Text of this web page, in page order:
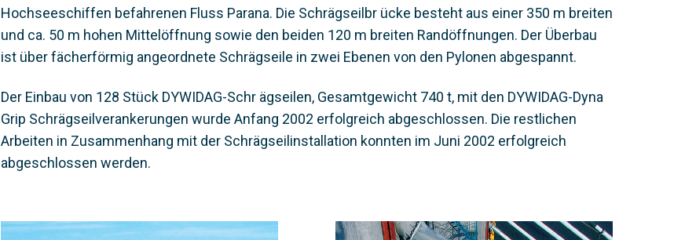
Hochseeschiffen befahrenen Fluss Parana. Die Schrägseilbr ücke besteht aus einer 350 m breiten
und ca. 50 m hohen Mittelöffnung sowie den beiden 120 m breiten Randöffnungen. Der Überbau
ist über fächerförmig angeordnete Schrägseile in zwei Ebenen von den Pylonen abgespannt.
Der Einbau von 128 Stück DYWIDAG-Schr ägseilen, Gesamtgewicht 740 t, mit den DYWIDAG-Dyna
Grip Schrägseilverankerungen wurde Anfang 2002 erfolgreich abgeschlossen. Die restlichen
Arbeiten in Zusammenhang mit der Schrägseilinstallation konnten im Juni 2002 erfolgreich
abgeschlossen werden.